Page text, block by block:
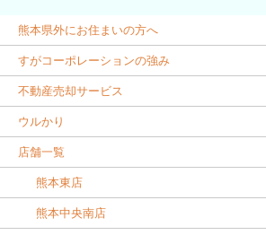
熊本県外にお住まいの方へ
すがコーポレーションの強み
不動産売却サービス
ウルかり
店舗一覧
熊本東店
熊本中央南店